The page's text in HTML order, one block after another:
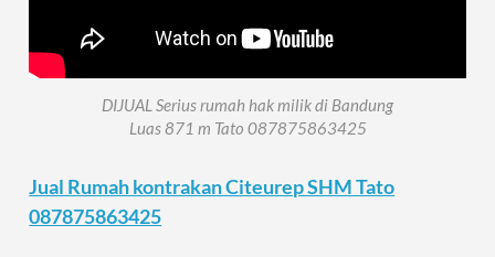
DIJUAL Serius rumah hak milik di Bandung
Luas 871 m Tato 087875863425
Jual Rumah kontrakan Citeurep SHM Tato
087875863425